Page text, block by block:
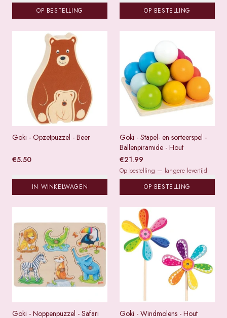
OP BESTELLING
OP BESTELLING
Goki - Opzetpuzzel - Beer
€5.50
IN WINKELWAGEN
Goki - Stapel- en sorteerspel -
Ballenpiramide - Hout
€21.99
Op bestelling — langere levertijd
OP BESTELLING
Goki - Noppenpuzzel - Safari Goki - Windmolens - Hout